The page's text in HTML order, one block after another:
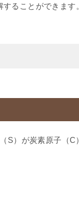
ることができます
S）が炭素原子（